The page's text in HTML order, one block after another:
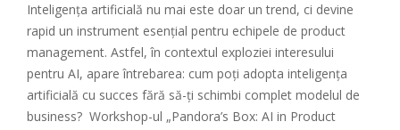
Inteligența artificială nu mai este doar un trend, ci devine
rapid un instrument esențial pentru echipele de product
management. Astfel, în contextul exploziei interesului
pentru AI, apare întrebarea: cum poți adopta inteligența
artificială cu succes fără să-ți schimbi complet modelul de
business? Workshop-ul „Pandora’s Box: AI in Product